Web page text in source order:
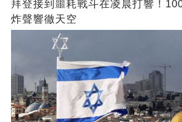
拜登接到噩耗戰斗在凌晨打響！
炸聲響徹天空